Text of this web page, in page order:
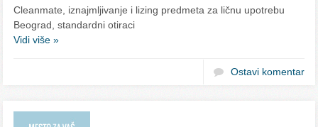
Cleanmate, iznajmljivanje i lizing predmeta za ličnu upotrebu
Beograd, standardni otiraci
Vidi više »
Ostavi komentar